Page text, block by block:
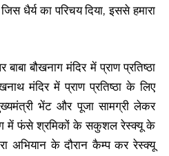
धैर्य का परिचय दिया, इससे हमारा
बौखनाग मंदिर में प्राण प्रतिष्ठा
मंदिर में प्राण प्रतिष्ठा के लिए
भेंट और पूजा सामग्री लेकर
में फंसे श्रमिकों के सकुशल रेस्क्यू के
अभियान के दौरान कैम्प कर रेस्क्यू